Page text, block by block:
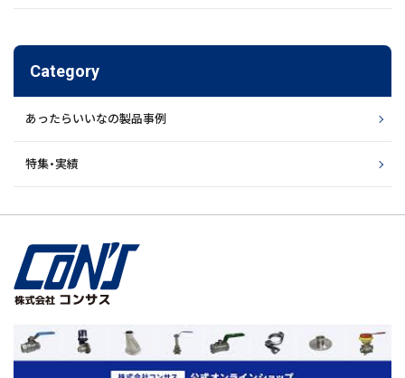
Category
あったらいいなの製品事例
特集・実績